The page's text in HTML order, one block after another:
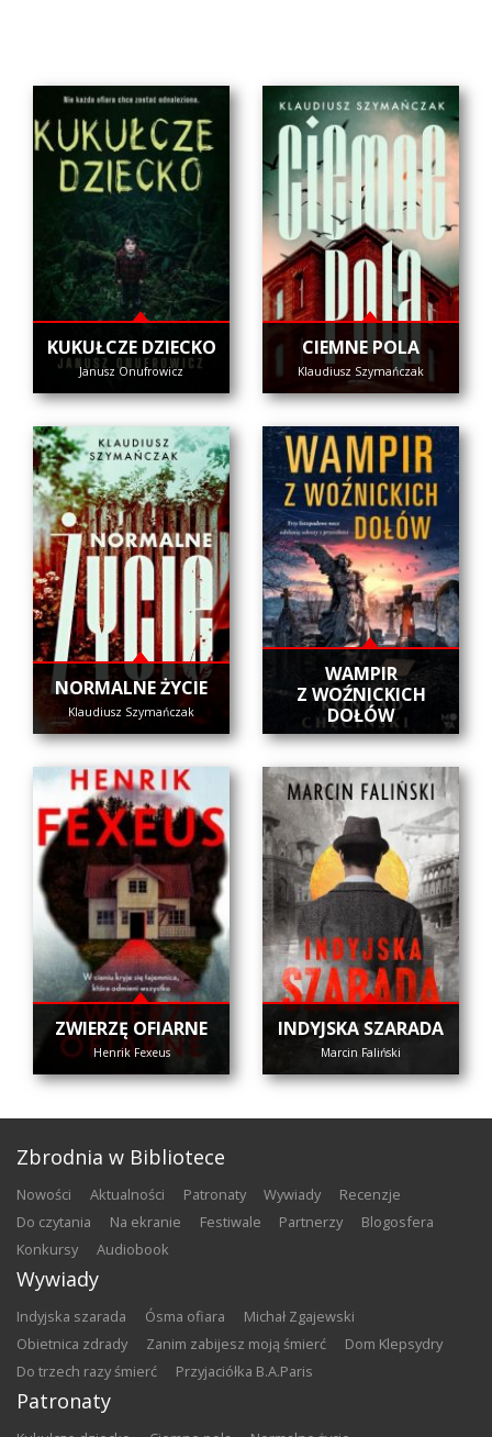
KUKUŁCZE DZIECKO
Janusz Onufrowicz
CIEMNE POLA
Klaudiusz Szymańczak
NORMALNE ŻYCIE
Klaudiusz Szymańczak
WAMPIR
Z WOŹNICKICH
DOŁÓW
ZWIERZĘ OFIARNE
Henrik Fexeus
INDYJSKA SZARADA
Marcin Faliński
Zbrodnia w Bibliotece
nowości aktualności patronaty wywiady
recenzje
do czytania
na ekranie festiwale partnerzy
blogosfera
konkursy
audiobook
Wywiady
Indyjska szarada Ósma ofiara
Michał Zgajewski
Obietnica zdrady
Zanim zabijesz moją śmierć
Dom Klepsydry
Do trzech razy śmierć
Przyjaciółka B.A.Paris
Patronaty